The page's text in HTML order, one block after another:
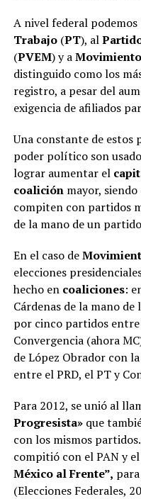
A nivel federal
Trabajo(PT), al
(PVEM) y a
distinguido como los
registro, a pesar del
exigencia de afiliados
Una constante de estos
poder político son
lograr aumentar el
coaliciónmayor, siendo
compiten con partidos
de la mano de un
En el caso de
elecciones
hecho en coaliciones:
Cárdenas de la mano
por cinco partidos entre
Convergencia (ahora
de López Obrador con
entre el PRD, el PT y
Para 2012, se unió al
Progresista»que
con los mismos
compitió con el PAN y
México al Frente”,
(Elecciones Federales,